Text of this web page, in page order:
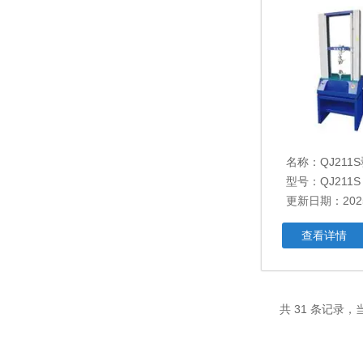
名称：
型号：QJ211S
更新日期：
查看详情
共 31 条记录